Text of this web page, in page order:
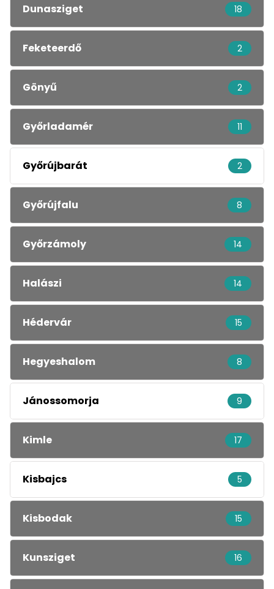
Dunasziget 18
Feketeerdő 2
Gönyű 2
Győrladamér 11
Győrújbarát 2
Győrújfalu 8
Győrzámoly 14
Halászi 14
Hédervár 15
Hegyeshalom 8
Jánossomorja 9
Kimle 17
Kisbajcs 5
Kisbodak 15
Kunsziget 16